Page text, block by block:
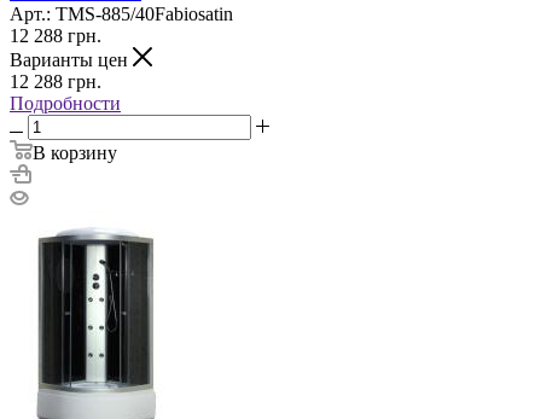
Арт.: TMS-885/40Fabiosatin
12 288 грн.
Варианты цен
12 288 грн.
Подробности
В корзину